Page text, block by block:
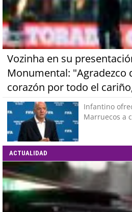
Vozinha en su
Monumental: "Agradezco
corazón por todo el
grande de Chile"Infantino
Marruecos a
ACTUALIDAD